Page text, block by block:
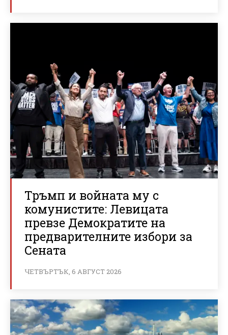
Тръмп и войната му с
комунистите: Левицата
превзе Демократите на
предварителните избори за
Сената
ЧЕТВЪРТЪК, 6 АВГУСТ 2026